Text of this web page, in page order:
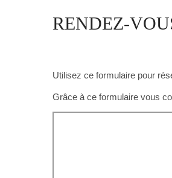
RENDEZ-
Utilisez ce formulaire pour
Grâce à ce formulaire vous